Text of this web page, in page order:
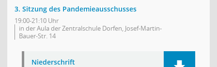
3. Sitzung des Pandemieausschusses
19:00-21:10 Uhr
in der Aula der Zentralschule Dorfen, Josef-Martin-
Bauer-Str. 14
Niederschrift